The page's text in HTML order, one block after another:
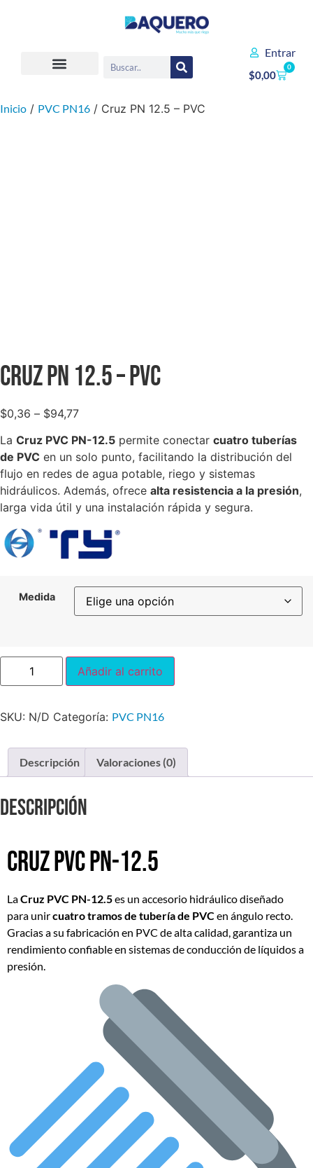
Entrar
$0,00
0
Inicio / PVC PN16 / Cruz PN 12.5 – PVC
Cruz PN 12.5 – PVC
$0,36 – $94,77
La Cruz PVC PN-12.5 permite conectar cuatro tuberías
de PVC en un solo punto, facilitando la distribución del
flujo en redes de agua potable, riego y sistemas
hidráulicos. Además, ofrece alta resistencia a la presión,
larga vida útil y una instalación rápida y segura.
Medida
Añadir al carrito
SKU: N/D Categoría: PVC PN16
Descripción Valoraciones (0)
Descripción
Cruz PVC PN-12.5
LaCruz PVC PN-12.5es un accesorio hidráulico diseñado
para unircuatro tramos de tubería de PVCen ángulo recto.
Gracias a su fabricación en PVC de alta calidad, garantiza un
rendimiento confiable en sistemas de conducción de líquidos a
presión.